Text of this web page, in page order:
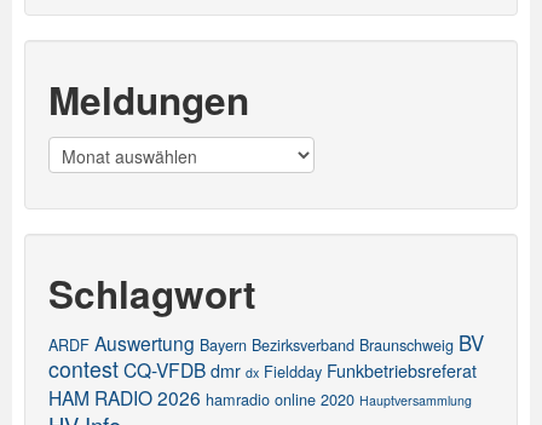
Meldungen
Meldungen
Schlagwort
ARDF Auswertung Bayern Bezirksverband Braunschweig BV
contestCQ-VFDB dmr dx Fieldday Funkbetriebsreferat
HAM RADIO 2026 hamradio online 2020 Hauptversammlung